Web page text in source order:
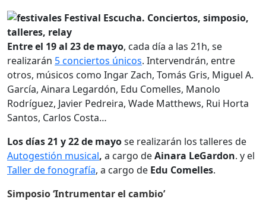
Entre el 19 al 23 de mayo, cada día a las 21h, se
realizarán 5 conciertos únicos. Intervendrán, entre
otros, músicos como Ingar Zach, Tomás Gris, Miguel A.
García, Ainara Legardón, Edu Comelles, Manolo
Rodríguez, Javier Pedreira, Wade Matthews, Rui Horta
Santos, Carlos Costa…
Los días 21 y 22 de mayose realizarán los talleres de
Autogestión musical, a cargo deAinara LeGardon. y el
Taller de fonografía, a cargo de Edu Comelles.
Simposio ‘Intrumentar el cambio’